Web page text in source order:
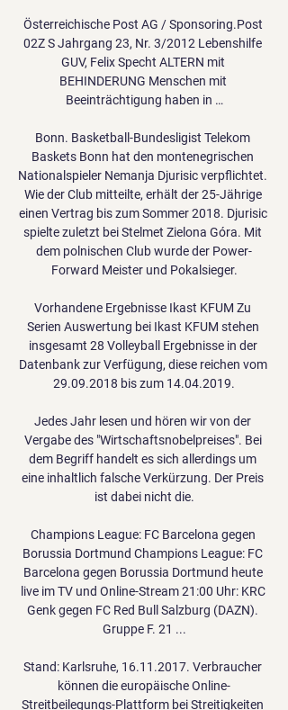
Österreichische Post AG / Sponsoring.Post
02Z S Jahrgang 23, Nr. 3/2012 Lebenshilfe
GUV, Felix Specht ALTERN mit
BEHINDERUNG Menschen mit
Beeinträchtigung haben in …
Bonn. Basketball-Bundesligist Telekom
Baskets Bonn hat den montenegrischen
Nationalspieler Nemanja Djurisic verpflichtet.
Wie der Club mitteilte, erhält der 25-Jährige
einen Vertrag bis zum Sommer 2018. Djurisic
spielte zuletzt bei Stelmet Zielona Góra. Mit
dem polnischen Club wurde der Power-
Forward Meister und Pokalsieger.
Vorhandene Ergebnisse Ikast KFUM Zu
Serien Auswertung bei Ikast KFUM stehen
insgesamt 28 Volleyball Ergebnisse in der
Datenbank zur Verfügung, diese reichen vom
29.09.2018 bis zum 14.04.2019.
Jedes Jahr lesen und hören wir von der
Vergabe des "Wirtschaftsnobelpreises". Bei
dem Begriff handelt es sich allerdings um
eine inhaltlich falsche Verkürzung. Der Preis
ist dabei nicht die.
Champions League: FC Barcelona gegen
Borussia Dortmund Champions League: FC
Barcelona gegen Borussia Dortmund heute
live im TV und Online-Stream 21:00 Uhr: KRC
Genk gegen FC Red Bull Salzburg (DAZN).
Gruppe F. 21 ...
Stand: Karlsruhe, 16.11.2017. Verbraucher
können die europäische Online-
Streitbeilegungs-Plattform bei Streitigkeiten